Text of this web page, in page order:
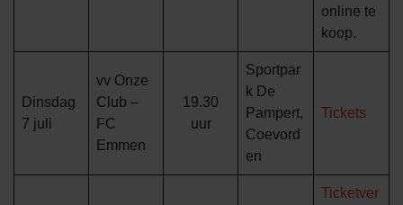
online te
koop.
Dinsdag
7 juli
vv Onze
Club –
FC
Emmen
19.30
uur
Sportpar
k De
Pampert,
Coevord
en
Tickets
Ticketver